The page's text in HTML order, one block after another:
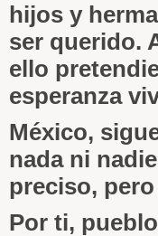
hijos y
ser querido.
ello
esperanza
México,
nada ni
preciso,
Por ti,